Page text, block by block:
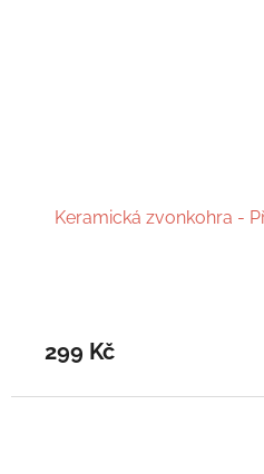
Keramická zvonkohra -
299 Kč